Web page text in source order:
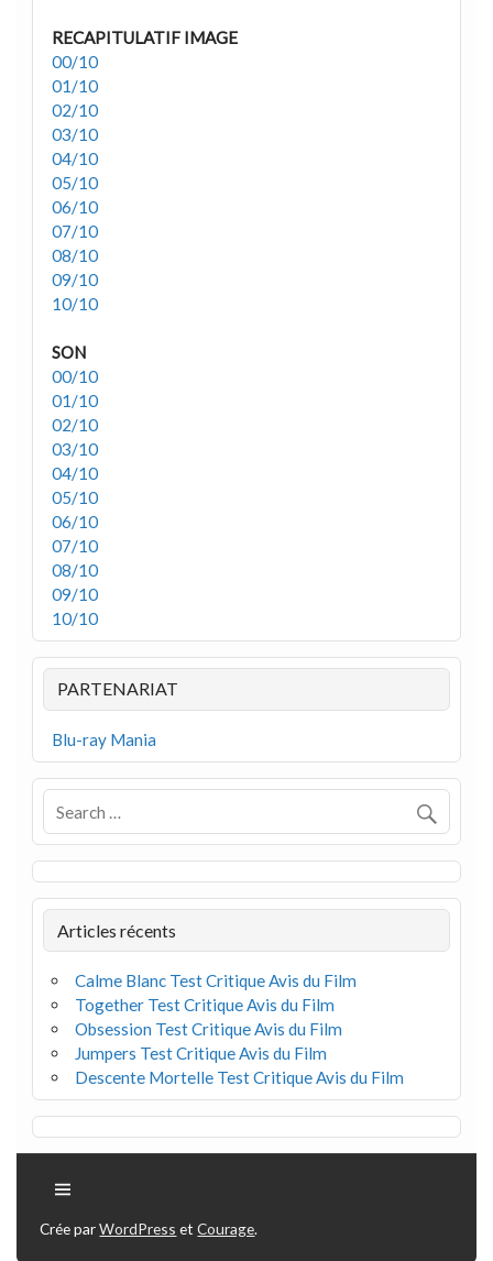
RECAPITULATIF IMAGE
00/10
01/10
02/10
03/10
04/10
05/10
06/10
07/10
08/10
09/10
10/10
SON
00/10
01/10
02/10
03/10
04/10
05/10
06/10
07/10
08/10
09/10
10/10
PARTENARIAT
Blu-ray Mania
Articles récents
Calme Blanc Test Critique Avis du Film
Together Test Critique Avis du Film
Obsession Test Critique Avis du Film
Jumpers Test Critique Avis du Film
Descente Mortelle Test Critique Avis du Film
Crée parWordPress etCourage.